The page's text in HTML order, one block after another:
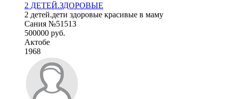
2 ДЕТЕЙ.ЗДОРОВЫЕ
2 детей.дети здоровые красивые в маму
Сания №51513
500000 руб.
Актобе
1968